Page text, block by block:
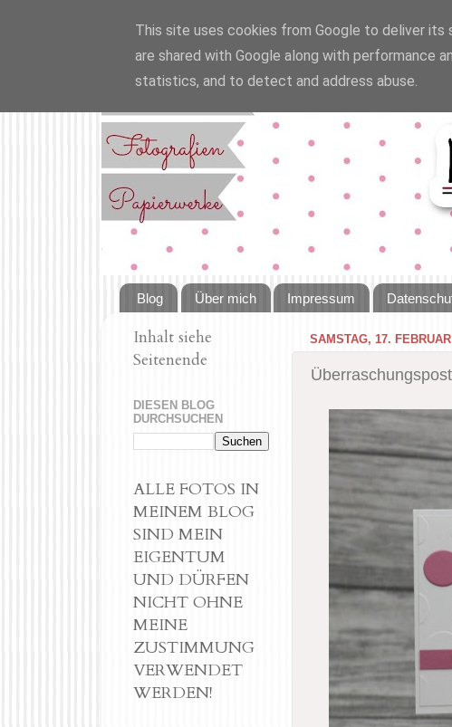
Blog Über mich Impressum
SAMSTAG, 17.
Überraschungspost
Inhalt siehe
Seitenende
DIESEN BLOG
DURCHSUCHEN
ALLE FOTOS IN
MEINEM BLOG
SIND MEIN
EIGENTUM
UND DÜRFEN
NICHT OHNE
MEINE
ZUSTIMMUNG
VERWENDET
WERDEN!
This site uses cookies from Google to deliver its
are shared with Google along with performance
statistics, and to detect and address abuse.